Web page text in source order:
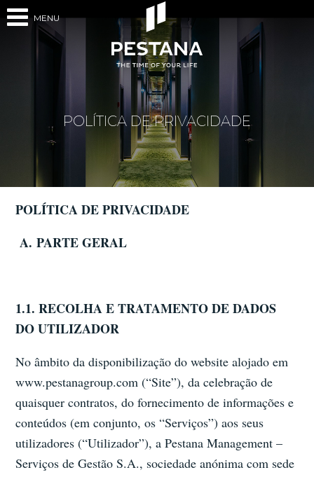
MENU
POLÍTICA DE PRIVACIDADE
POLÍTICA DE PRIVACIDADE
A.PARTE GERAL
1.1. RECOLHA E TRATAMENTO DE DADOS
DO UTILIZADOR
No âmbito da disponibilização do website alojado em
www.pestanagroup.com (“Site”), da celebração de
quaisquer contratos, do fornecimento de informações e
conteúdos (em conjunto, os “Serviços”) aos seus
utilizadores (“Utilizador”), a Pestana Management –
Serviços de Gestão S.A., sociedade anónima com sede